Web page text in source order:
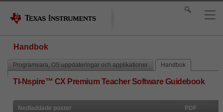
Handbok
Programvara, OS uppdateringar och applikationer Handbok
TI-Nspire™ CX Premium Teacher Software Guidebook
Nedladdade poster PDF